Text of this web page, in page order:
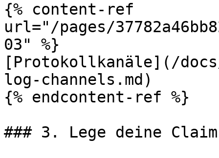
{% content-ref
url="/pages/
03" %}
[Protokollkanäle](/
log-channels.md)
{% endcontent-ref %}
### 3. Lege deine